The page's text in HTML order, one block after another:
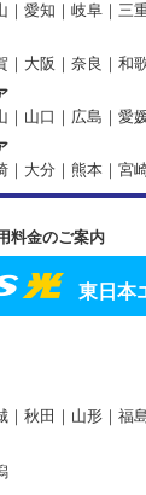
｜愛知｜岐阜｜三
｜大阪｜奈良｜和
｜山口｜広島｜愛
｜大分｜熊本｜宮
料金のご案内
東日本
｜秋田｜山形｜福